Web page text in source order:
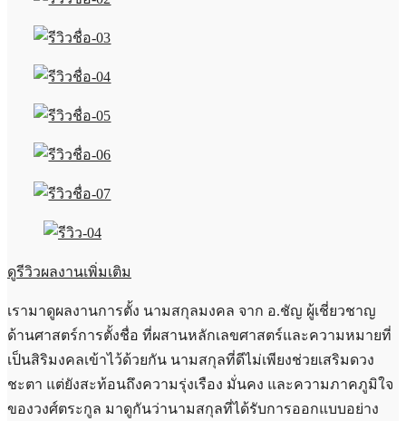
ดูรีวิวผลงานเพิ่มเติม
เรามาดูผลงานการตั้ง นามสกุลมงคล จาก อ.ชัญ ผู้เชี่ยวชาญ
ด้านศาสตร์การตั้งชื่อ ที่ผสานหลักเลขศาสตร์และความหมายที่
เป็นสิริมงคลเข้าไว้ด้วยกัน นามสกุลที่ดีไม่เพียงช่วยเสริมดวง
ชะตา แต่ยังสะท้อนถึงความรุ่งเรือง มั่นคง และความภาคภูมิใจ
ของวงศ์ตระกูล มาดูกันว่านามสกุลที่ได้รับการออกแบบอย่าง